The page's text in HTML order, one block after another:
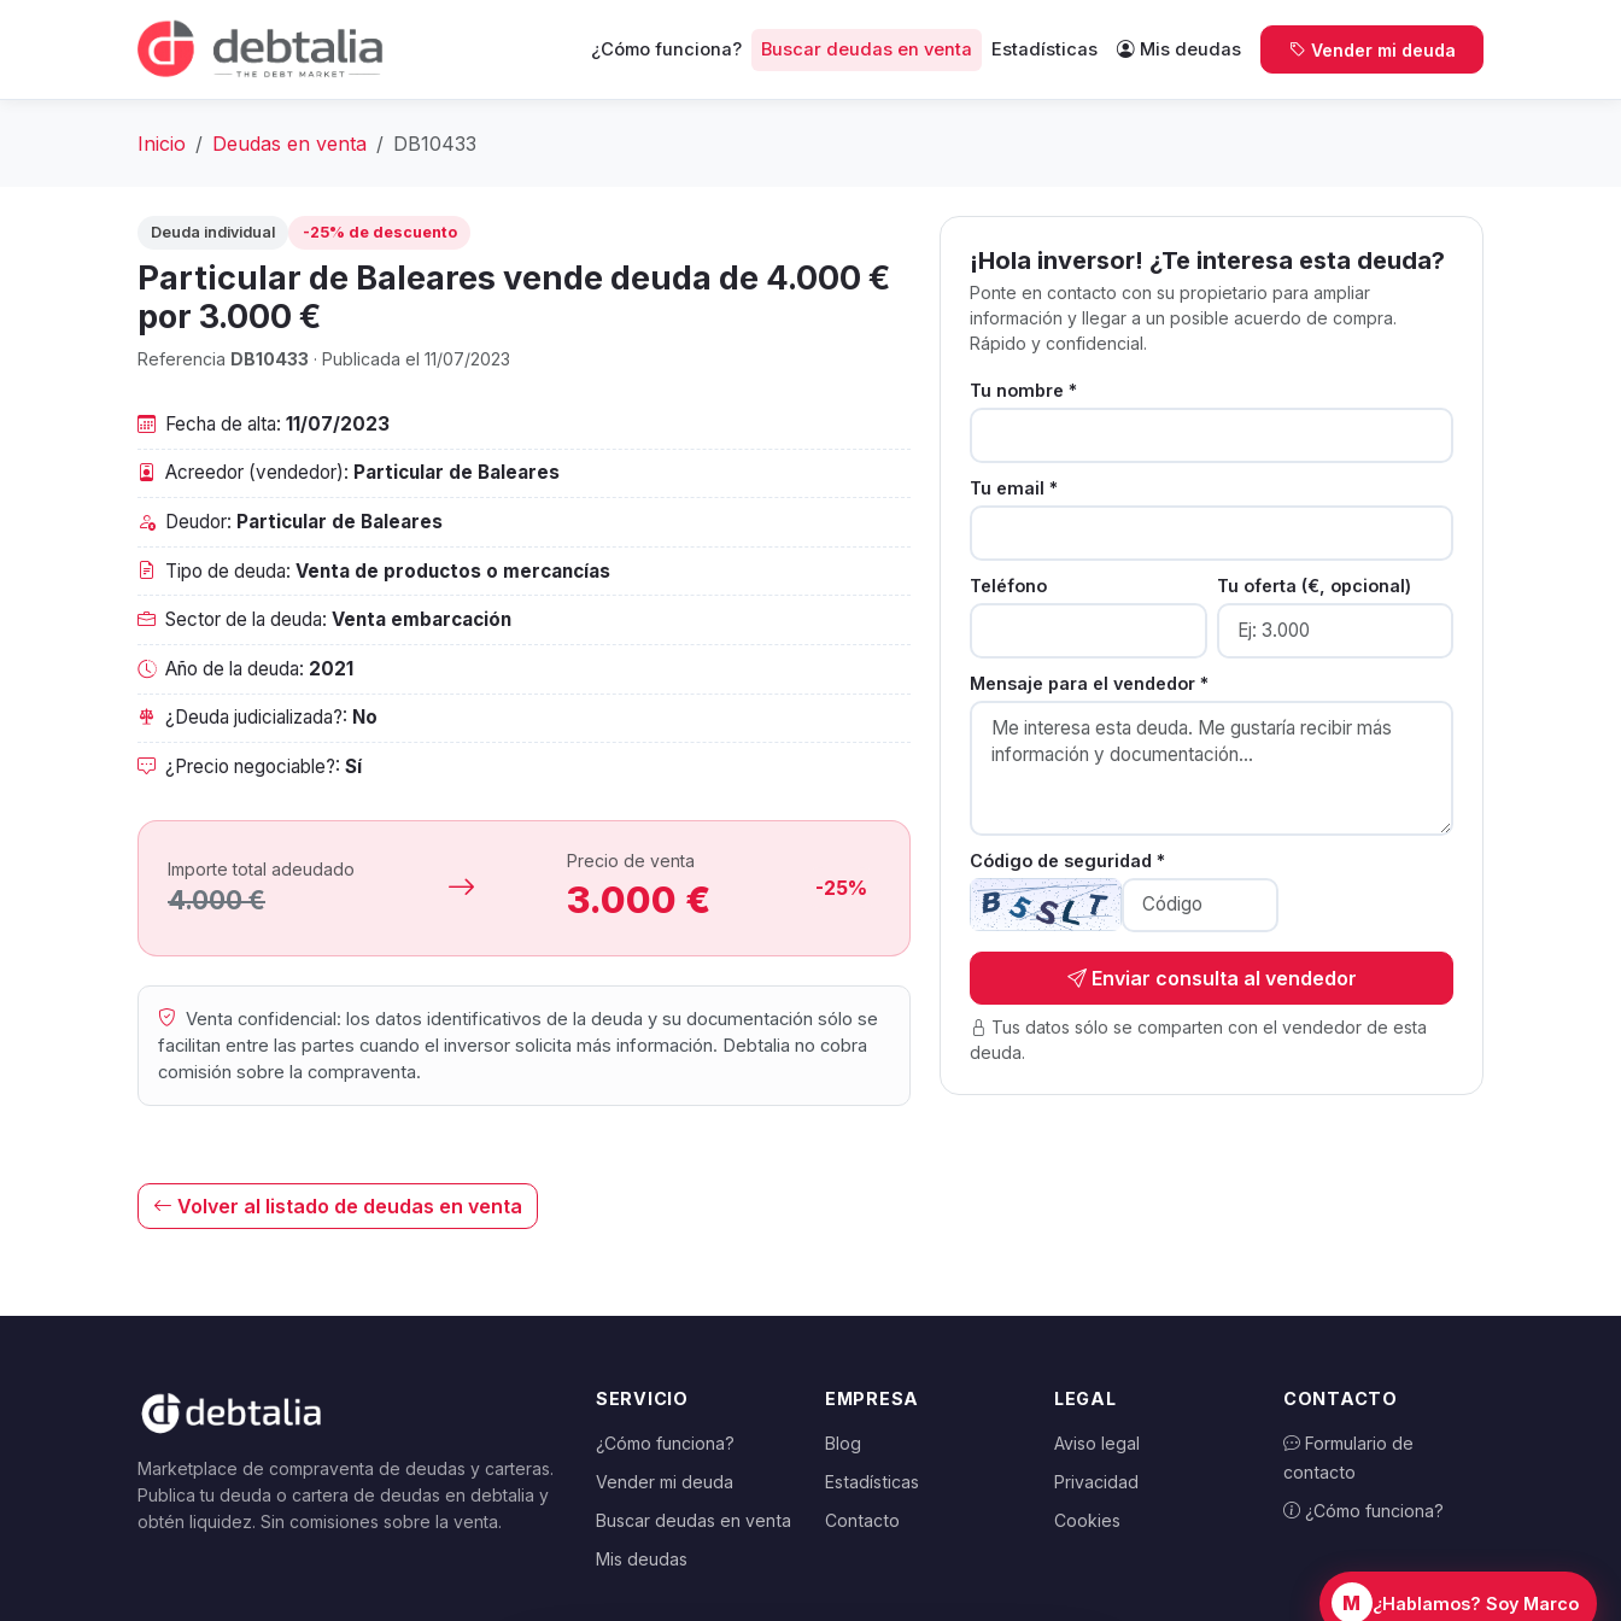
¿Cómo funciona? Buscar deudas en venta Estadísticas Mis deudas Vender mi deuda
Inicio Deudas en venta DB10433
Deuda individual -25% de descuento
Particular de Baleares vende deuda de 4.000 €
por 3.000 €
Referencia DB10433 · Publicada el 11/07/2023
Fecha de alta: 11/07/2023
Acreedor (vendedor): Particular de Baleares
Deudor: Particular de Baleares
Tipo de deuda: Venta de productos o mercancías
Sector de la deuda: Venta embarcación
Año de la deuda: 2021
¿Deuda judicializada?: No
¿Precio negociable?: Sí
Importe total adeudado
4.000 €
Precio de venta
3.000 € -25%
Venta confidencial: los datos identificativos de la deuda y su documentación sólo se
facilitan entre las partes cuando el inversor solicita más información. Debtalia no cobra
comisión sobre la compraventa.
¡Hola inversor! ¿Te interesa esta deuda?
Ponte en contacto con su propietario para ampliar
información y llegar a un posible acuerdo de compra.
Rápido y confidencial.
Tu nombre *
Tu email *
Teléfono Tu oferta (€, opcional)
Mensaje para el vendedor *
Código de seguridad *
Enviar consulta al vendedor
Tus datos sólo se comparten con el vendedor de esta
deuda.
Volver al listado de deudas en venta
Marketplace de compraventa de deudas y carteras.
Publica tu deuda o cartera de deudas en debtalia y
obtén liquidez. Sin comisiones sobre la venta.
SERVICIO
¿Cómo funciona?
Vender mi deuda
Buscar deudas en venta
Mis deudas
EMPRESA
Blog
Estadísticas
Contacto
LEGAL
Aviso legal
Privacidad
Cookies
CONTACTO
Formulario de
contacto
¿Cómo funciona?
M ¿Hablamos? Soy Marco